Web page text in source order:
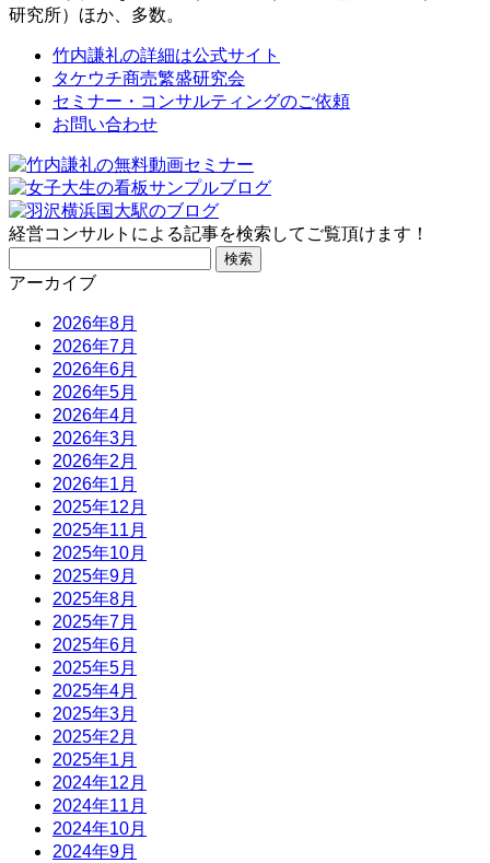
研究所）ほか、多数。
竹内謙礼の詳細は公式サイト
タケウチ商売繁盛研究会
セミナー・コンサルティングのご依頼
お問い合わせ
経営コンサルトによる記事を検索してご覧頂けます！
索:
アーカイブ
2026年8月
2026年7月
2026年6月
2026年5月
2026年4月
2026年3月
2026年2月
2026年1月
2025年12月
2025年11月
2025年10月
2025年9月
2025年8月
2025年7月
2025年6月
2025年5月
2025年4月
2025年3月
2025年2月
2025年1月
2024年12月
2024年11月
2024年10月
2024年9月